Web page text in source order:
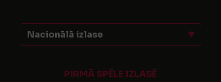
Nacionālā izlase
PIRMĀ SPĒLE IZLASĒ